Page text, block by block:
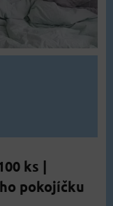
ks |
pokojíčku